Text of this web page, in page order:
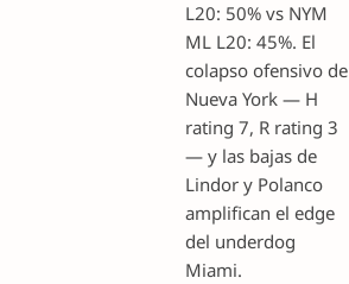
L20: 50% vs NYM
ML L20: 45%. El
colapso ofensivo de
Nueva York — H
rating 7, R rating 3
— y las bajas de
Lindor y Polanco
amplifican el edge
del underdog
Miami.